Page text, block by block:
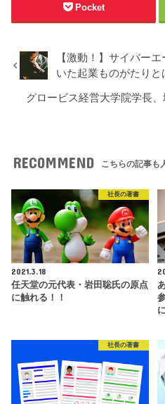
Pocket
【激動！】サイバー
いた起業ものがたりと
グロービス経営大学院学長
RECOMMEND こちらの記事も
社長の著書
2021.3.18
任天堂の元代表・岩田聡氏の原点
に触れる！！
社長の著書